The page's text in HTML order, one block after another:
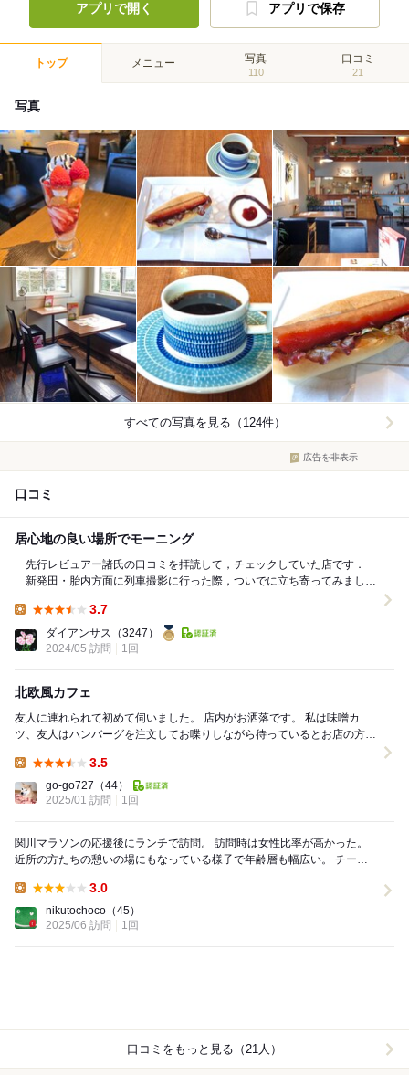
アプリで開く アプリで保存
トップ メニュー 写真
110
口コミ
21
写真
すべての写真を見る（124件）
広告を非表示
口コミ
居心地の良い場所でモーニング
先行レビュアー諸氏の口コミを拝読して，チェックしていた店です．
新発田・胎内方面に列車撮影に行った際，ついでに立ち寄ってみまし
3.7
ダイアンサス （3247）
2024/05 訪問
1回
北欧風カフェ
友人に連れられて初めて伺いました。 店内がお洒落です。 私は味噌カ
ツ、友人はハンバーグを注文してお喋りしながら待っているとお店の方が
3.5
go-go727 （44）
2025/01 訪問
1回
関川マラソンの応援後にランチで訪問。 訪問時は女性比率が高かった。
近所の方たちの憩いの場にもなっている様子で年齢層も幅広い。 チーズ
3.0
nikutochoco （45）
2025/06 訪問
1回
口コミをもっと見る（21人）